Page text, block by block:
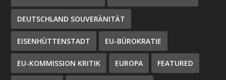
DEUTSCHLAND SOUVERÄNITÄT
EISENHÜTTENSTADT EU-BÜROKRATIE
EU-KOMMISSION KRITIK EUROPA FEATURED